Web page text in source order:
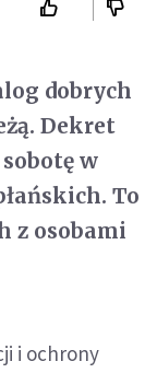
dobrych
Dekret
w
To
z osobami
i ochrony